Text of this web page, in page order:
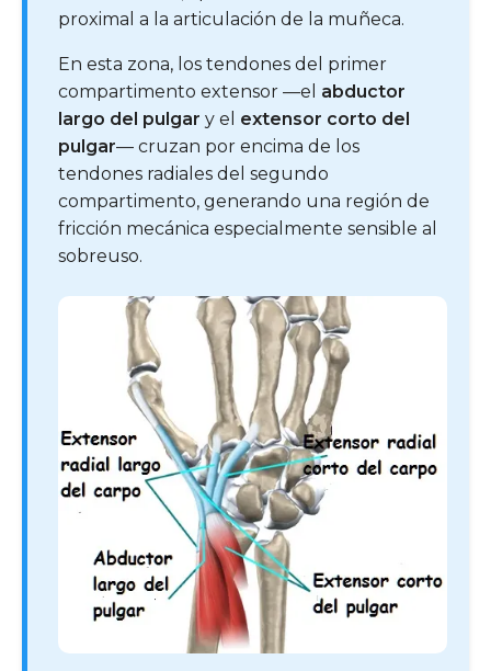
proximal a la articulación de la muñeca.
En esta zona, los tendones del primer
compartimento extensor —el abductor
largo del pulgar y el extensor corto del
pulgar— cruzan por encima de los
tendones radiales del segundo
compartimento, generando una región de
fricción mecánica especialmente sensible al
sobreuso.